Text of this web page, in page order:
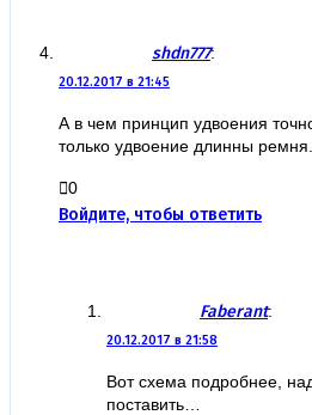
shdn777:
20.12.2017 в 21:45
А в чем принцип удвоения
только удвоение длинны ремня.
0
Войдите, чтобы ответить
Faberant:
20.12.2017 в 21:58
Вот схема подробнее,
поставить…